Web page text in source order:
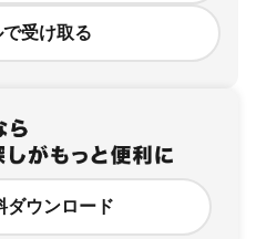
で受け取る
ダウンロード